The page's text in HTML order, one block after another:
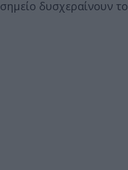
σημείο δυσχεραίνουν